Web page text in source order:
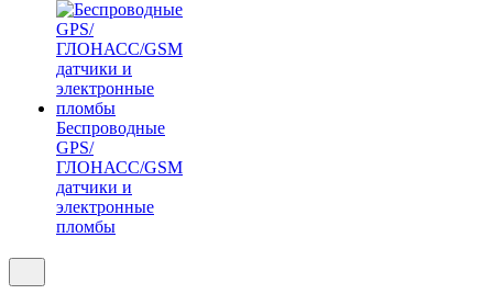
Беспроводные
GPS/
ГЛОНАСС/GSM
датчики и
электронные
пломбы